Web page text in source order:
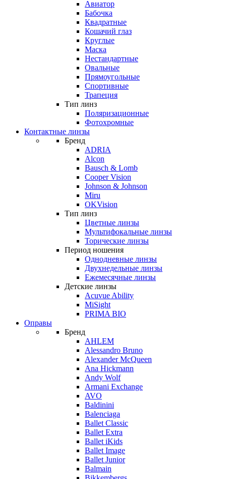
Авиатор
Бабочка
Квадратные
Кошачий глаз
Круглые
Маска
Нестандартные
Овальные
Прямоугольные
Спортивные
Трапеция
Тип линз
Поляризационные
Фотохромные
Контактные линзы
Бренд
ADRIA
Alcon
Bausch & Lomb
Cooper Vision
Johnson & Johnson
Miru
OKVision
Тип линз
Цветные линзы
Мультифокальные линзы
Торические линзы
Период ношения
Однодневные линзы
Двухнедельные линзы
Ежемесячные линзы
Детские линзы
Acuvue Ability
MiSight
PRIMA BIO
Оправы
Бренд
AHLEM
Alessandro Bruno
Alexander McQueen
Ana Hickmann
Andy Wolf
Armani Exchange
AVO
Baldinini
Balenciaga
Ballet Classic
Ballet Extra
Ballet iKids
Ballet Image
Ballet Junior
Balmain